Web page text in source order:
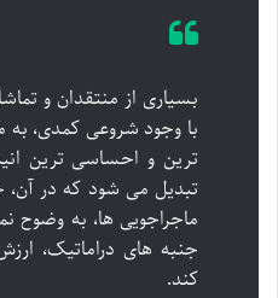
بسیاری از منتقدان و
با وجود شروعی کمدی، به
ترین و احساسی ترین
تبدیل می شود که در آن،
ماجراجویی ها، به وضوح
جنبه های دراماتیک،
کند.